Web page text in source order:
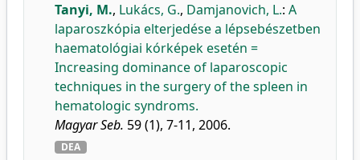
Tanyi, M., Lukács, G., Damjanovich, L.: A
laparoszkópia elterjedése a lépsebészetben
haematológiai kórképek esetén =
Increasing dominance of laparoscopic
techniques in the surgery of the spleen in
hematologic syndroms.
Magyar Seb. 59 (1), 7-11, 2006.
DEA